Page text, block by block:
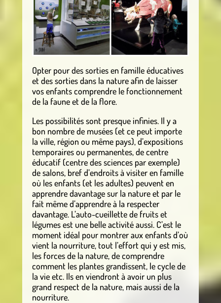
Opter pour des sorties en famille éducatives
et des sorties dans la nature afin de laisser
vos enfants comprendre le fonctionnement
de la faune et de la flore.
Les possibilités sont presque infinies. Il y a
bon nombre de musées (et ce peut importe
la ville, région ou même pays), d’expositions
temporaires ou permanentes, de centre
éducatif (centre des sciences par exemple)
de salons, bref d’endroits à visiter en famille
où les enfants (et les adultes) peuvent en
apprendre davantage sur la nature et par le
fait même d’apprendre à la respecter
davantage. L’auto-cueillette de fruits et
légumes est une belle activité aussi. C’est le
moment idéal pour montrer aux enfants d’où
vient la nourriture, tout l’effort qui y est mis,
les forces de la nature, de comprendre
comment les plantes grandissent, le cycle de
la vie etc. Ils en viendront à avoir un plus
grand respect de la nature, mais aussi de la
nourriture.